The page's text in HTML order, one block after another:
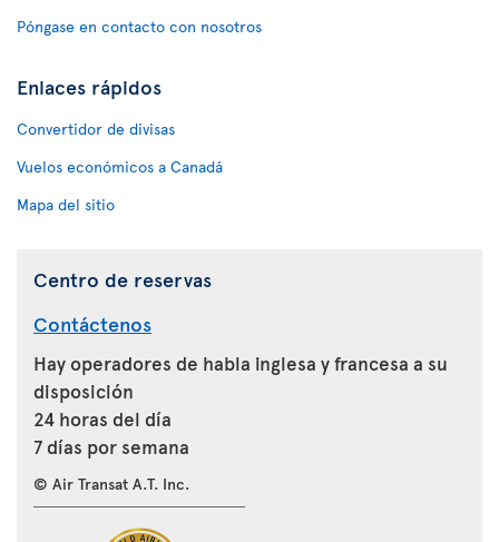
Póngase en contacto con nosotros
Enlaces rápidos
Convertidor de divisas
Vuelos económicos a Canadá
Mapa del sitio
Centro de reservas
Contáctenos
Hay operadores de habla inglesa y francesa a su
disposición
24 horas del día
7 días por semana
© Air Transat A.T. Inc.